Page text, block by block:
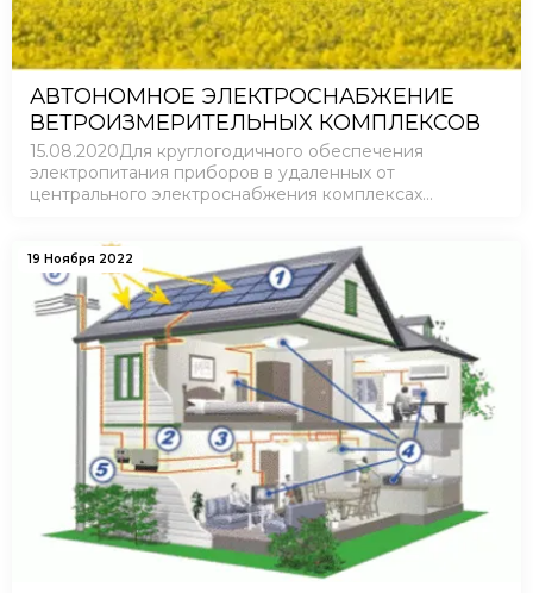
АВТОНОМНОЕ ЭЛЕКТРОСНАБЖЕНИЕ
ВЕТРОИЗМЕРИТЕЛЬНЫХ КОМПЛЕКСОВ
15.08.2020Для круглогодичного обеспечения
электропитания приборов в удаленных от
центрального электроснабжения комплексах
гибридная ветро-солнечная электростанция.
19 Ноября 2022